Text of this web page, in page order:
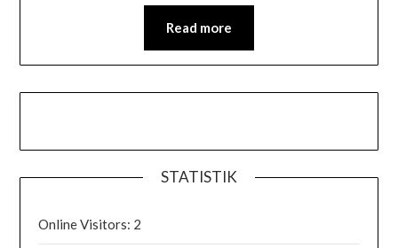
Read more
STATISTIK
Online Visitors: 2